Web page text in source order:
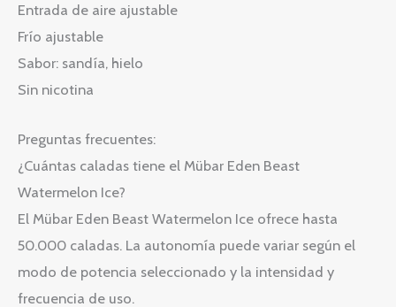
Entrada de aire ajustable
Frío ajustable
Sabor: sandía, hielo
Sin nicotina
Preguntas frecuentes:
¿Cuántas caladas tiene el Mübar Eden Beast
Watermelon Ice?
El Mübar Eden Beast Watermelon Ice ofrece hasta
50.000 caladas. La autonomía puede variar según el
modo de potencia seleccionado y la intensidad y
frecuencia de uso.